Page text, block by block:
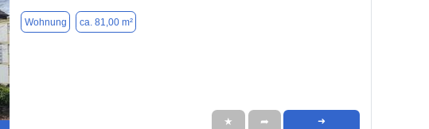
Wohnung ca. 81,00 m²
★ ➦ ➜